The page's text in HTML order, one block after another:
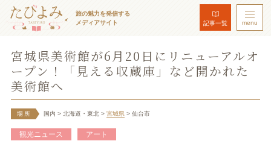
旅の魅力を発信する
メディアサイト
記事一覧 menu
宮城県美術館が6月20日にリニューアルオ
ープン！「見える収蔵庫」など開かれた
美術館へ
場所 国内 > 北海道・東北 > 宮城県 > 仙台市
観光ニュース アート